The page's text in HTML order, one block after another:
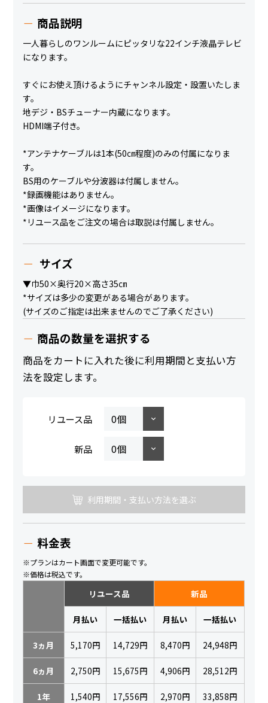
商品説明
一人暮らしのワンルームにピッタリな22インチ液晶テレビ
になります。
すぐにお使え頂けるようにチャンネル設定・設置いたしま
す。
地デジ・BSチューナー内蔵になります。
HDMI端子付き。
*アンテナケーブルは1本(50㎝程度)のみの付属になりま
す。
BS用のケーブルや分波器は付属しません。
*録画機能はありません。
*画像はイメージになります。
*リユース品をご注文の場合は取説は付属しません。
サイズ
▼巾50×奥行20×高さ35㎝
*サイズは多少の変更がある場合があります。
(サイズのご指定は出来ませんのでご了承ください)
商品の数量を選択する
商品をカートに入れた後に利用期間と支払い方
法を設定します。
リユース品
新品
利用期間・支払い方法を選ぶ
料金表
※プランはカート画面で変更可能です。
※価格は税込です。
リユース品 新品
月払い 一括払い 月払い 一括払い
3ヵ月 5,170円 14,729円 8,470円 24,948円
6ヵ月 2,750円 15,675円 4,906円 28,512円
1年 1,540円 17,556円 2,970円 33,858円